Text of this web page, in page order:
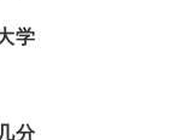
学
分